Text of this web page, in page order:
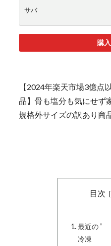
サバ
購
【2024年楽天市場3億点
品】骨も塩分も気にせず
規格外サイズの訳あり商
目次
最近の ”
冷凍